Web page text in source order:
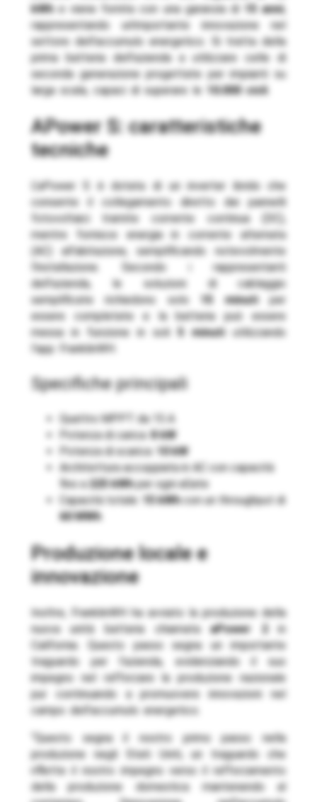
kWhe viene fornita con una garanzia di 15 anni,
rappresentando un’importante innovazione nel
settore dell’accumulo energetico. Si tratta della
prima batteria dell’azienda a utilizzare celle di
seconda generazione progettate per impianti su
larga scala, capaci di superare le
10.000 cicli.
aPower S: caratteristiche
tecniche
L’aPower S è dotata di un inverter ibrido che
consente il collegamento diretto dei pannelli
fotovoltaici tramite corrente continua (DC),
mentre fornisce energia in corrente alternata
(AC) all’abitazione, semplificando notevolmente
l’installazione. Secondo i rappresentanti
dell’azienda, le soluzioni di cablaggio
semplificate richiedono solo
15 minuti per
essere completate e la batteria può essere
messa in funzione in soli
5 minuti
utilizzando
l’app FranklinWH.
Specifiche principali
Quattro MPPT da 15 A
Potenza di carica: 8 kW
Potenza di scarica:
10 kW
Architettura accoppiata in AC con capacità
fino a 225 kWhper ogni aGate
Capacità totale:
15 kWhcon un throughput di
60 MWh
Produzione locale e
innovazione
Inoltre, FranklinWH ha avviato la produzione della
nuova unità batteria chiamataaPower 2 in
California. Questo passo segna un importante
traguardo per l’azienda, evidenziando il suo
impegno nel rafforzare la produzione nazionale
pur continuando a promuovere innovazioni nel
campo dell’accumulo energetico.
“Questo segna il nostro primo passo nella
produzione negli Stati Uniti, un traguardo che
riflette il nostro impegno verso il rafforzamento
della produzione domestica mantenendo al